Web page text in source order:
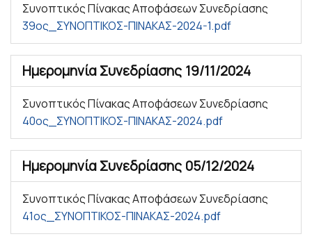
Συνοπτικός Πίνακας Αποφάσεων Συνεδρίασης
39ος_ΣΥΝΟΠΤΙΚΟΣ-ΠΙΝΑΚΑΣ-2024-1.pdf
Ημερομηνία Συνεδρίασης 19/11/2024
Συνοπτικός Πίνακας Αποφάσεων Συνεδρίασης
40ος_ΣΥΝΟΠΤΙΚΟΣ-ΠΙΝΑΚΑΣ-2024.pdf
Ημερομηνία Συνεδρίασης 05/12/2024
Συνοπτικός Πίνακας Αποφάσεων Συνεδρίασης
41ος_ΣΥΝΟΠΤΙΚΟΣ-ΠΙΝΑΚΑΣ-2024.pdf